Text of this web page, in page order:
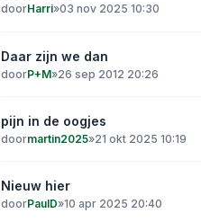
doorHarri»03 nov 2025 10:30
Daar zijn we dan
doorP+M»26 sep 2012 20:26
pijn in de oogjes
doormartin2025»21 okt 2025 10:19
Nieuw hier
doorPaulD»10 apr 2025 20:40